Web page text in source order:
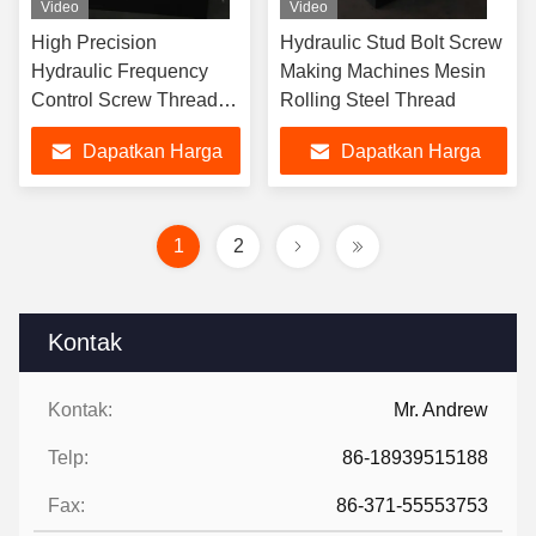
Kontak
Kontak: Mr. Andrew
Telp: 86-18939515188
Fax: 86-371-55553753
Video
High Precision
Hydraulic Frequency
Control Screw Thread
Rolling Machine (mesin
penggulung benang
sekrup)
Dapatkan Harga
Video
Hydraulic Stud Bolt Screw
Making Machines Mesin
Rolling Steel Thread
Dapatkan Harga
1 2